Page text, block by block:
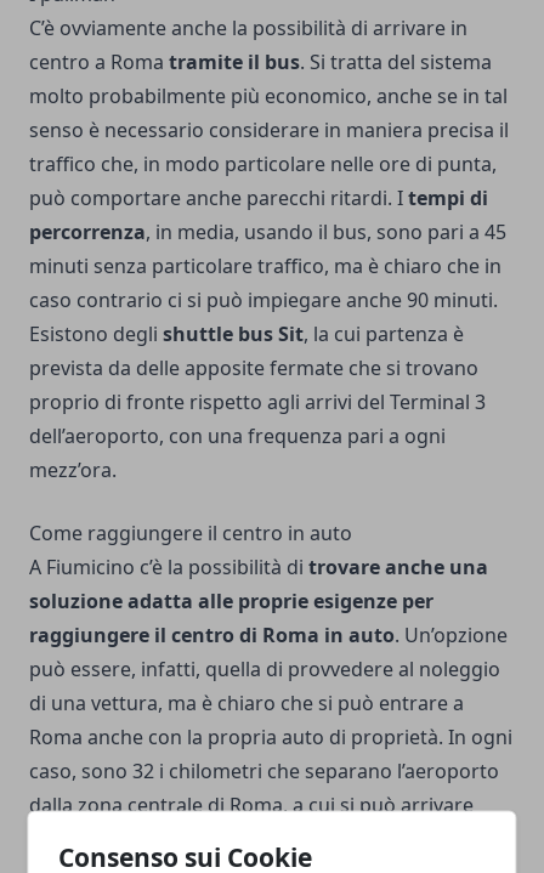
Consenso sui Cookie
C’è ovviamente anche la possibilità di arrivare in
centro a Roma tramite il bus. Si tratta del sistema
molto probabilmente più economico, anche se in tal
senso è necessario considerare in maniera precisa il
traffico che, in modo particolare nelle ore di punta,
può comportare anche parecchi ritardi. Itempi di
percorrenza, in media, usando il bus, sono pari a 45
minuti senza particolare traffico, ma è chiaro che in
caso contrario ci si può impiegare anche 90 minuti.
Esistono degli shuttle bus Sit, la cui partenza è
prevista da delle apposite fermate che si trovano
proprio di fronte rispetto agli arrivi del Terminal 3
dell’aeroporto, con una frequenza pari a ogni
mezz’ora.
Come raggiungere il centro in auto
A Fiumicino c’è la possibilità di trovare anche una
soluzione adatta alle proprie esigenze per
raggiungere il centro di Roma in auto. Un’opzione
può essere, infatti, quella di provvedere al noleggio
di una vettura, ma è chiaro che si può entrare a
Roma anche con la propria auto di proprietà. In ogni
caso, sono 32 i chilometri che separano l’aeroporto
dalla zona centrale di Roma, a cui si può arrivare